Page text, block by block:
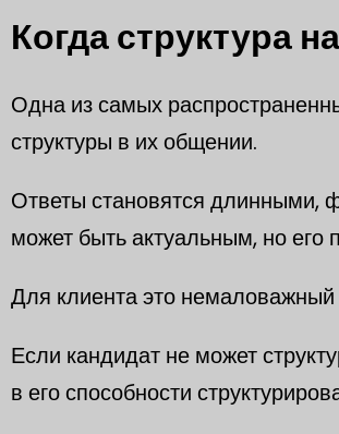
Когда структура
Одна из самых
структуры в их общении.
Ответы становятся длинными,
может быть актуальным, но его
Для клиента это немаловажный
Если кандидат не может
в его способности